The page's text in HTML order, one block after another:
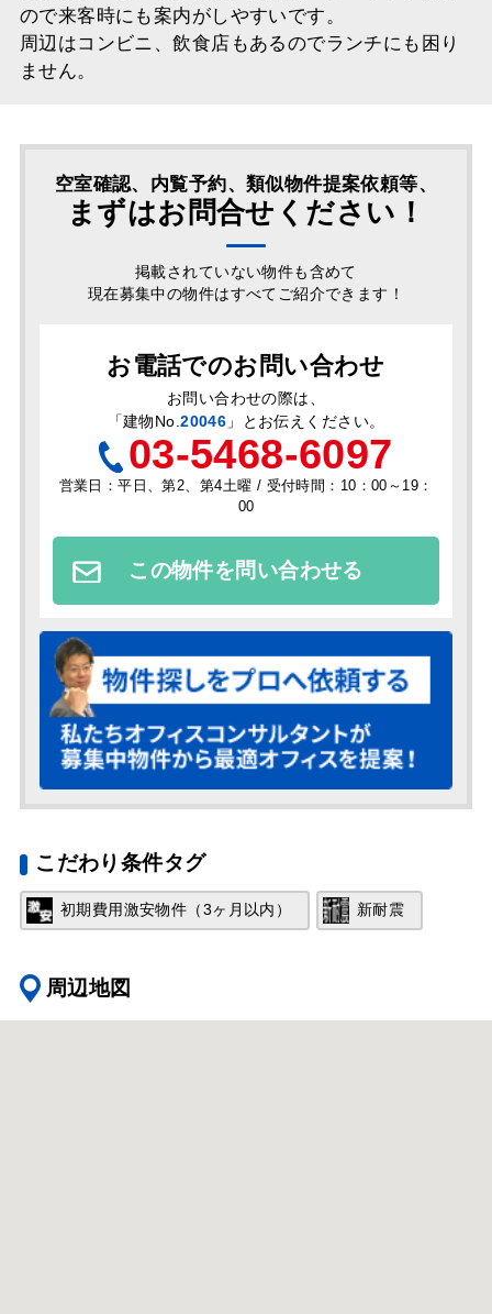
ので来客時にも案内がしやすいです。
周辺はコンビニ、飲食店もあるのでランチにも困り
ません。
空室確認、内覧予約、類似物件提案依頼等、
まずはお問合せください！
掲載されていない物件も含めて
現在募集中の物件はすべてご紹介できます！
お電話でのお問い合わせ
お問い合わせの際は、
「建物No.20046 」とお伝えください。
03-5468-6097
営業日：平日、第2、第4土曜 / 受付時間：10：00～19：
00
この物件を問い合わせる
こだわり条件タグ
初期費用激安物件（3ヶ月以内） 新耐震
周辺地図